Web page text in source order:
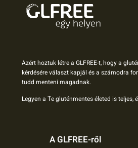
Azért hoztuk létre a GLFREE-t, hogy a
kérdésére választ kapjál és a számodra
tudd menteni magadnak.
Legyen a Te gluténmentes életed is teljes,
A GLFREE-ről